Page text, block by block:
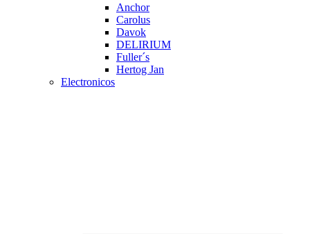
Anchor
Carolus
Davok
DELIRIUM
Fuller´s
Hertog Jan
Electronicos